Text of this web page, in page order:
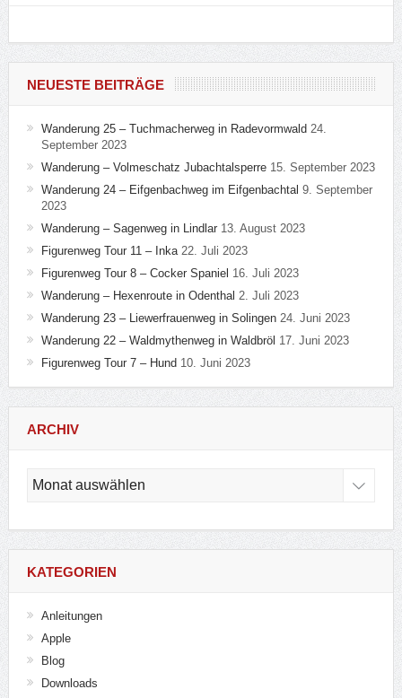
NEUESTE BEITRÄGE
Wanderung 25 – Tuchmacherweg in Radevormwald 24.
September 2023
Wanderung – Volmeschatz Jubachtalsperre 15. September 2023
Wanderung 24 – Eifgenbachweg im Eifgenbachtal 9. September
2023
Wanderung – Sagenweg in Lindlar 13. August 2023
Figurenweg Tour 11 – Inka 22. Juli 2023
Figurenweg Tour 8 – Cocker Spaniel 16. Juli 2023
Wanderung – Hexenroute in Odenthal 2. Juli 2023
Wanderung 23 – Liewerfrauenweg in Solingen 24. Juni 2023
Wanderung 22 – Waldmythenweg in Waldbröl 17. Juni 2023
Figurenweg Tour 7 – Hund 10. Juni 2023
ARCHIV
KATEGORIEN
Anleitungen
Apple
Blog
Downloads